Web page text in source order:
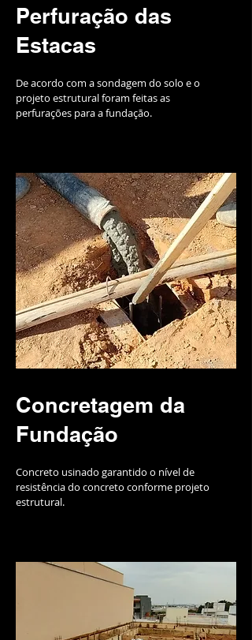
Perfuração das
Estacas
De acordo com a sondagem do solo e o
projeto estrutural foram feitas as
perfurações para a fundação.
Concretagem da
Fundação
Concreto usinado garantido o nível de
resistência do concreto conforme projeto
estrutural.